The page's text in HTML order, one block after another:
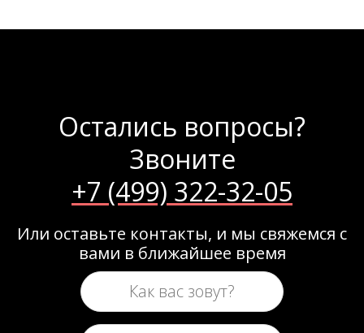
Остались вопросы?
Звоните
+7 (499) 322-32-05
Или оставьте контакты, и мы свяжемся с
вами в ближайшее время